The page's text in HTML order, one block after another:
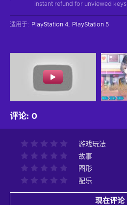
instant refund for unviewed keys.
适用于: PlayStation 4 PlayStation 5
评论: 0
游戏玩法
故事
图形
配乐
现在评论